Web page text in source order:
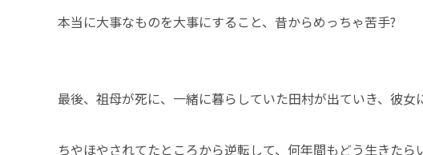
本当に大事なものを大事にすること、昔からめっちゃ苦手?
最後、祖母が死に、一緒に暮らしていた田村が出ていき、彼
ちやほやされてたところから逆転して、何年間もどう生きたら